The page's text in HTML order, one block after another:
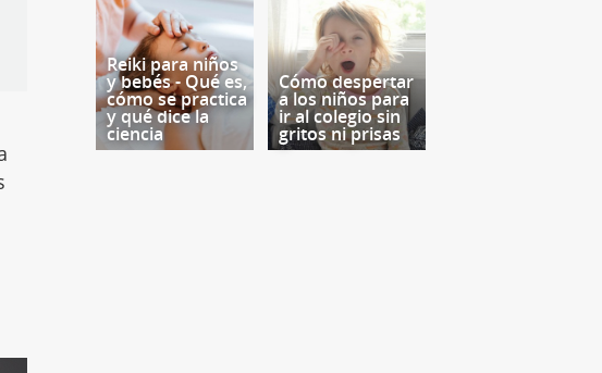
Reiki para niños
y bebés - Qué es,
cómo se practica
y qué dice la
ciencia
Cómo despertar
a los niños para
ir al colegio sin
gritos ni prisas